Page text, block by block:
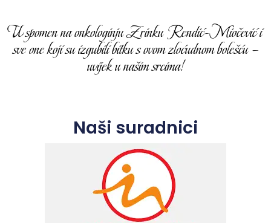
U spomen na onkologinju Zrinku Rendić-Miočević i
sve one koji su izgubili bitku s ovom zloćudnom bolešću –
uvijek u našim srcima!
Naši suradnici